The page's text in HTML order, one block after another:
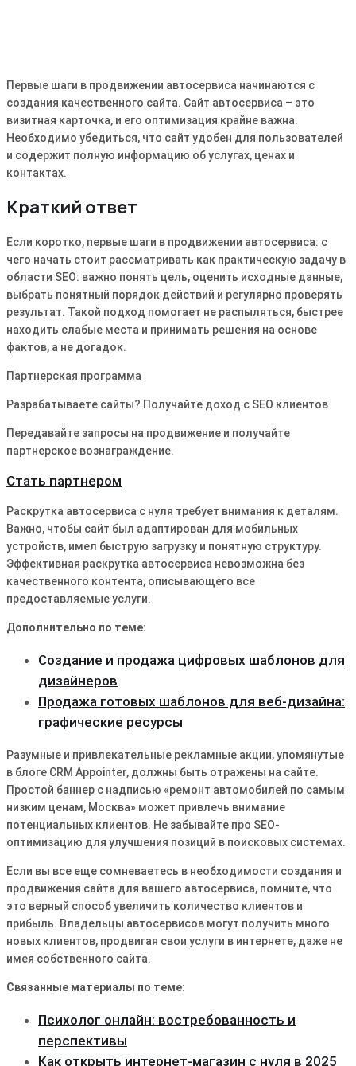
Первые шаги в продвижении автосервиса начинаются с
создания качественного сайта. Сайт автосервиса – это
визитная карточка, и его оптимизация крайне важна.
Необходимо убедиться, что сайт удобен для пользователей
и содержит полную информацию об услугах, ценах и
контактах.
Краткий ответ
Если коротко, первые шаги в продвижении автосервиса: с
чего начать стоит рассматривать как практическую задачу в
области SEO: важно понять цель, оценить исходные данные,
выбрать понятный порядок действий и регулярно проверять
результат. Такой подход помогает не распыляться, быстрее
находить слабые места и принимать решения на основе
фактов, а не догадок.
Партнерская программа
Разрабатываете сайты? Получайте доход с SEO клиентов
Передавайте запросы на продвижение и получайте
партнерское вознаграждение.
Стать партнером
Раскрутка автосервиса с нуля требует внимания к деталям.
Важно, чтобы сайт был адаптирован для мобильных
устройств, имел быструю загрузку и понятную структуру.
Эффективная раскрутка автосервиса невозможна без
качественного контента, описывающего все
предоставляемые услуги.
Дополнительно по теме:
Создание и продажа цифровых шаблонов для
дизайнеров
Продажа готовых шаблонов для веб-дизайна:
графические ресурсы
Разумные и привлекательные рекламные акции, упомянутые
в блоге CRM Appointer, должны быть отражены на сайте.
Простой баннер с надписью «ремонт автомобилей по самым
низким ценам, Москва» может привлечь внимание
потенциальных клиентов. Не забывайте про SEO-
оптимизацию для улучшения позиций в поисковых системах.
Если вы все еще сомневаетесь в необходимости создания и
продвижения сайта для вашего автосервиса, помните, что
это верный способ увеличить количество клиентов и
прибыль. Владельцы автосервисов могут получить много
новых клиентов, продвигая свои услуги в интернете, даже не
имея собственного сайта.
Связанные материалы по теме:
Психолог онлайн: востребованность и
перспективы
Как открыть интернет-магазин с нуля в 2025